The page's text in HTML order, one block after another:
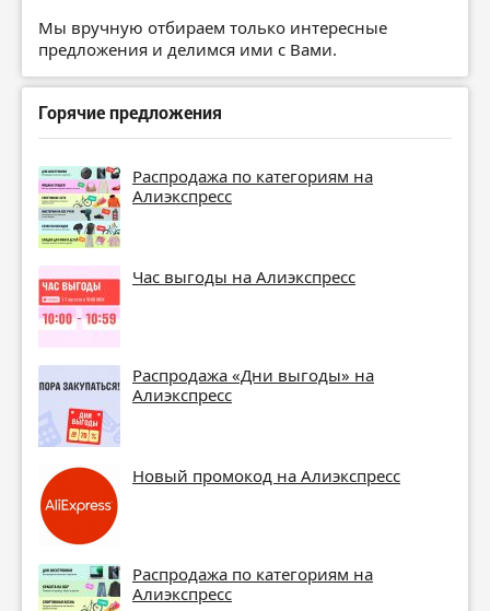
Мы вручную отбираем только интересные
предложения и делимся ими с Вами.
Горячие предложения
Распродажа по категориям на
Алиэкспресс
Час выгоды на Алиэкспресс
Распродажа «Дни выгоды» на
Алиэкспресс
Новый промокод на Алиэкспресс
Распродажа по категориям на
Алиэкспресс